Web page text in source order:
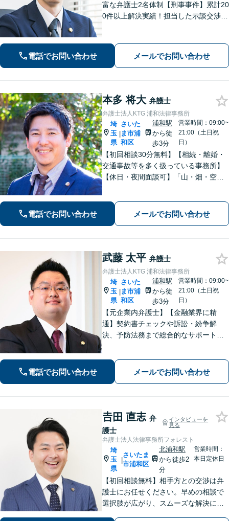
富な弁護士2名体制【刑事事件】累計20
0件以上解決実績！担当した示談交渉の
料請求や財産分与、親権、養育費な
ど、累計200件以上の解決実績【上尾駅
電話でお問い合わせ メールでお問い合わせ
本多 将大 弁護士
弁護士法人KTG 浦和法律事務所
埼
玉
県
|
さいた
ま市浦
和区
浦和駅
から徒
歩3分
営業時間：09:00~
21:00（土日祝
日）
【初回相談30分無料】【相続・離婚・
交通事故等を多く扱っている事務所】
【休日・夜間面談可】「山・畑・空き
電話でお問い合わせ メールでお問い合わせ
武藤 太平 弁護士
弁護士法人KTG 浦和法律事務所
埼
玉
県
|
さいた
ま市浦
和区
浦和駅
から徒
歩3分
営業時間：09:00~
21:00（土日祝
日）
【元企業内弁護士】【金融業界に精
通】契約書チェックや訴訟・紛争解
決、予防法務まで総合的なサポートが
電話でお問い合わせ メールでお問い合わせ
𠮷田 直志 弁
護士
インタビューを
見る
弁護士法人法律事務所フォレスト
埼
玉
県
|
さいたま
市浦和区
北浦和駅
から徒歩2
分
営業時間：
本日定休日
【初回相談無料】相手方との交渉は弁
護士にお任せください。早めの相談で
選択肢が広がり、スムーズな解決につ